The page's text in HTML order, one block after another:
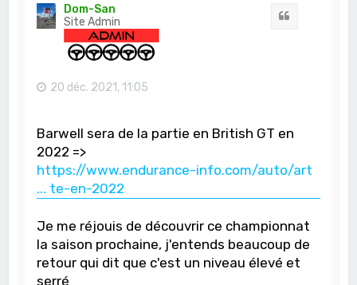
Dom-San
Site Admin
20 déc. 2021, 11:05
Barwell sera de la partie en British GT en
2022 =>
https://www.endurance-info.com/auto/art
... te-en-2022
Je me réjouis de découvrir ce championnat
la saison prochaine, j'entends beaucoup de
retour qui dit que c'est un niveau élevé et
serré